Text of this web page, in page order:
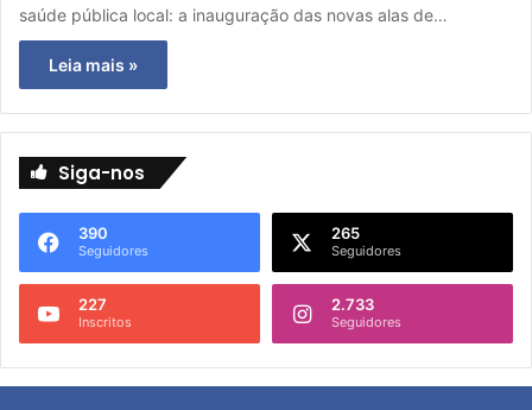
saúde pública local: a inauguração das novas alas de…
Leia mais »
Siga-nos
390
Seguidores
265
Seguidores
227
Inscritos
2.733
Seguidores